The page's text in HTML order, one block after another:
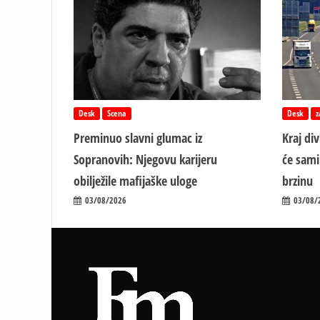
Desk Scena
Preminuo slavni glumac iz
Sopranovih: Njegovu karijeru
obilježile mafijaške uloge
03/08/2026
Desk
Kraj
će
brzinu
03/08/